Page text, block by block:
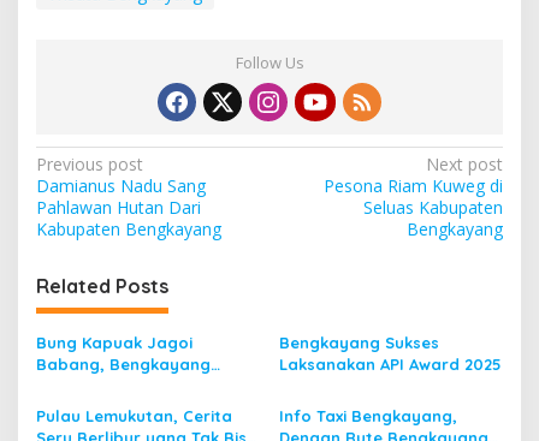
Follow Us
P
o
s
t
n
a
v
i
Previous post
Damianus Nadu Sang
Pahlawan Hutan Dari
Kabupaten Bengkayang
Next post
Pesona Riam Kuweg di
Seluas Kabupaten
Bengkayang
Related Posts
Bung Kapuak Jagoi
Babang, Bengkayang
Bengkayang Sukses
Laksanakan API Award 2025
Pulau Lemukutan, Cerita
Info Taxi Bengkayang,